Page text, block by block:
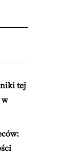
tej